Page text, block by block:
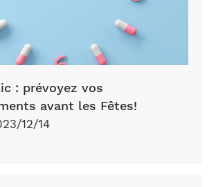
: prévoyez vos
avant les Fêtes!
12/14